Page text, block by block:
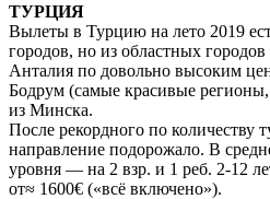
ТУРЦИЯ
Вылеты в Турцию на лето 2019
городов, но из областных городов
Анталия по довольно высоким
Бодрум (самые красивые
из Минска.
После рекордного по количеству
направление подорожало. В
уровня — на 2 взр. и 1 реб. 2-12
от≈ 1600€ («всё включено»).